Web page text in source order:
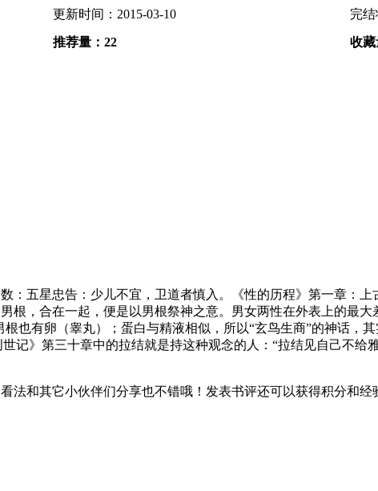
更新时间：2015-03-10 完结
推荐量：22 收藏
：五星忠告：少儿不宜，卫道者慎入。《性的历程》第一章：上
，合在一起，便是以男根祭神之意。男女两性在外表上的最
也有卵（睾丸）；蛋白与精液相似，所以“玄鸟生商”的神话，
记》第三十章中的拉结就是持这种观念的人：“拉结见自己不
法和其它小伙伴们分享也不错哦！发表书评还可以获得积分和经